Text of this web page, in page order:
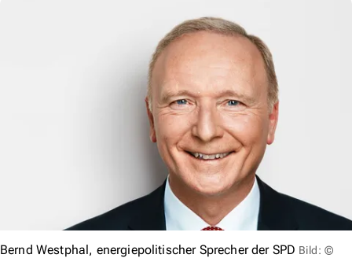
Bernd Westphal, energiepolitischer Sprecher der SPD Bild: ©